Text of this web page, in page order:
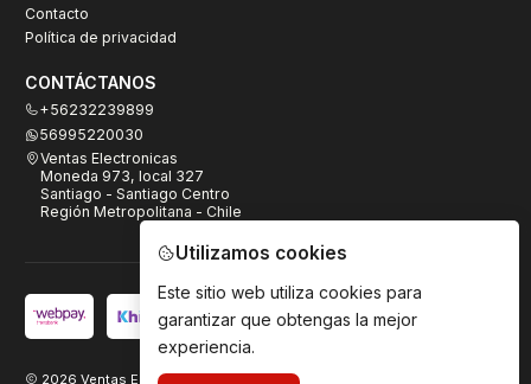
Contacto
Política de privacidad
CONTÁCTANOS
+56232239899
56995220030
Ventas Electronicas
Moneda 973, local 327
Santiago - Santiago Centro
Región Metropolitana - Chile
2026 Ventas Electrónicas.
Utilizamos cookies
Este sitio web utiliza cookies para
garantizar que obtengas la mejor
experiencia.